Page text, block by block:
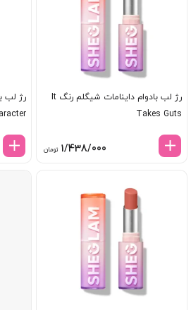
رژ لب بادوام داینامات شیگلم رنگ It
Takes Guts
1/438/000 تومان
رژ لب